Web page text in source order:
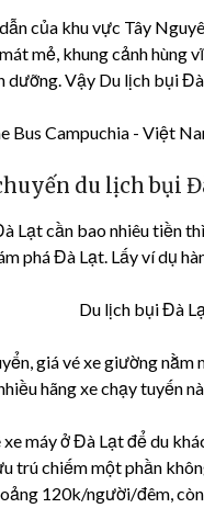
của khu vực Tây
mẻ, khung cảnh
dưỡng. Vậy Du lịch bụi
du lịch bụi
Lạt cần bao nhiêu tiền
phá Đà Lạt. Lấy ví dụ
Du lịch bụi Đà
giá vé xe giường
hãng xe chạy tuyến
máy ở Đà Lạt để du
trú chiếm một phần
120k/người/đêm,